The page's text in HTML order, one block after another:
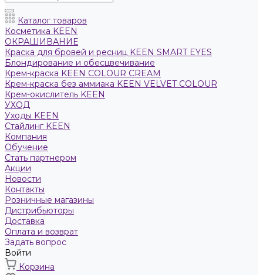
Каталог товаров
Косметика KEEN
ОКРАШИВАНИЕ
Краска для бровей и ресниц KEEN SMART EYES
Блондирование и обесцвечивание
Крем-краска KEEN COLOUR CREAM
Крем-краска без аммиака KEEN VELVET COLOUR
Крем-окислитель KEEN
УХОД
Уходы KEEN
Стайлинг KEEN
Компания
Обучение
Стать партнером
Акции
Новости
Контакты
Розничные магазины
Дистрибьюторы
Доставка
Оплата и возврат
Задать вопрос
Войти
Корзина